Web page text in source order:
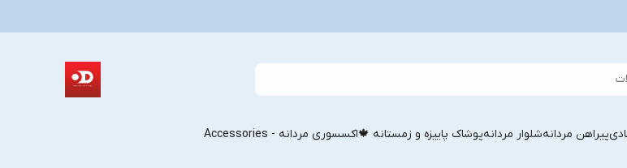
پیراهن مردانهشلوار مردانهپوشاک پاییزه و زمستانه 🍁اکسسوری مردانه - Accessories